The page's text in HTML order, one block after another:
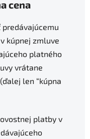
cena
kúpnej zmluve
platného
vrátane
len “kúpna
platby v